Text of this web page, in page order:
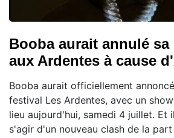
Booba aurait annulé sa
aux Ardentes à cause
Booba aurait officiellement
festival Les Ardentes, avec un
lieu aujourd'hui, samedi 4 juillet. Et
s'agir d'un nouveau clash de la part